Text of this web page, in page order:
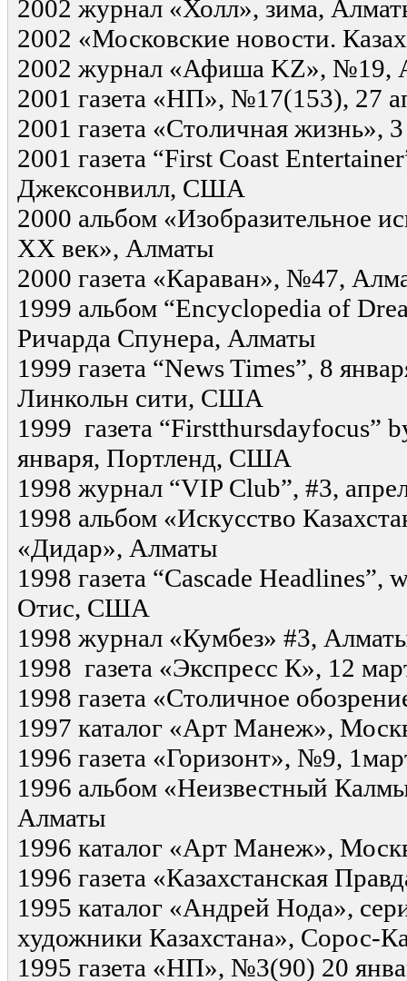
2002 журнал «Холл», зима,
2002 «Московские новости.
2002 журнал «Афиша KZ», №19,
2001 газета «НП», №17(153), 27
2001 газета «Столичная жизнь»,
2001 газета “First Coast
Джексонвилл, США
2000 альбом «Изобразительное
ХХ век», Алматы
2000 газета «Караван», №47,
1999 альбом “Encyclopedia of
Ричарда Спунера, Алматы
1999 газета “News Times”, 8
Линкольн сити, США
1999 газета “Firstthursdayfocus”
января, Портленд, США
1998 журнал “VIP Club”, #3,
1998 альбом «Искусство
«Дидар», Алматы
1998 газета “Cascade Headlines”,
Отис, США
1998 журнал «Кумбез» #3,
1998 газета «Экспресс К», 12
1998 газета «Столичное
1997 каталог «Арт Манеж»,
1996 газета «Горизонт», №9,
1996 альбом «Неизвестный
Алматы
1996 каталог «Арт Манеж»,
1996 газета «Казахстанская
1995 каталог «Андрей Нода»,
художники Казахстана», Сорос-
1995 газета «НП», №3(90) 20